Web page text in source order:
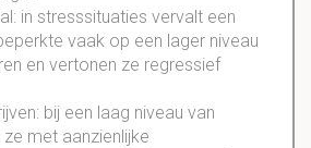
in stresssituaties vervalt een
vaak op een lager niveau
en vertonen ze regressief
bij een laag niveau van
met aanzienlijke